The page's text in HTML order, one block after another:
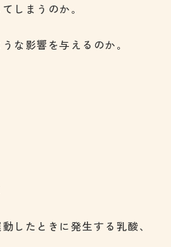
しまうのか。
な影響を与えるのか。
したときに発生する乳酸、